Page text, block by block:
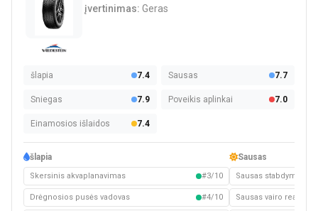
įvertinimas: Geras
šlapia 7.4 Sausas 7.7
Sniegas 7.9 Poveikis aplinkai 7.0
Einamosios išlaidos 7.4
šlapia
Skersinis akvaplanavimas #3/10
Drėgnosios pusės vadovas #4/10
Sausas
Sausas stabdymas
Sausas vairo reakcija